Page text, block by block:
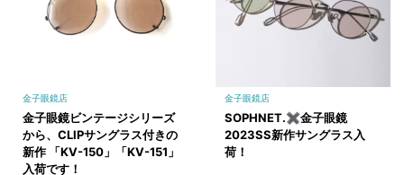
金子眼鏡店
金子眼鏡ビンテージシリーズ
から、CLIPサングラス付きの
新作 「KV-150」「KV-151」
入荷です！
金子眼鏡店
SOPHNET.✖金子眼鏡
2023SS新作サングラス入
荷！